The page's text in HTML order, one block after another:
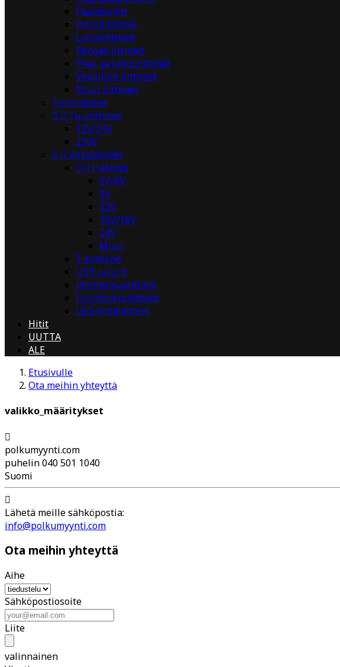
Pääteholkit
Pyöröliittimet
Lattaliittimet
Rengasliittimet
Pika- ja jatkoliittimet
Vesitiiviit liittimet
Muut liittimet
Tunnistimet
  Tuulettimet
12V/24V
230V
  Virtalähteet
  Hakkuri
5V/6V
9V
12V
15V/18V
24V
Muut
Tietokone
USB-laturit
Jännitemuuntimet
Huoltovirtalähteet
LED-virtalähteet
Hitit
UUTTA
ALE
Etusivulle
Ota meihin yhteyttä
valikko_määritykset

polkumyynti.com
puhelin 040 501 1040
Suomi

Lähetä meille sähköpostia:
info@polkumyynti.com
Ota meihin yhteyttä
Aihe
Sähköpostiosoite
Liite
valinnainen